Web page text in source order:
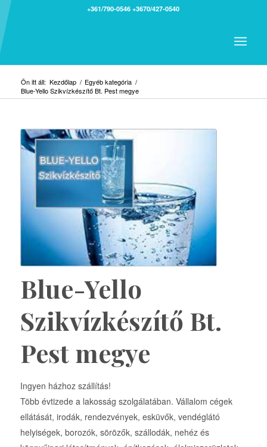
+361/790-0546 +3670/427-0540
Ön itt áll: Kezdőlap / Egyéb kategória /
Blue-Yello Szikvízkészítő Bt. Pest megye
Blue-Yello
Szikvízkészítő Bt.
Pest megye
Ingyen házhoz szállítás!
Több évtizede a lakosság szolgálatában. Vállalom cégek
ellátását, irodák, rendezvények, esküvők, vendéglátó
helyiségek, borozók, sörözők, szállodák, nehéz és